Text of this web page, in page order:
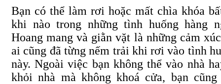
Bạn có thể làm rơi hoặc mất chìa khóa
khi nào trong những tình huống hàng
Hoang mang và giằn vặt là những cảm
ai cũng đã từng nếm trải khi rơi vào tình
này. Ngoài việc bạn không thể vào nhà
khỏi nhà mà không khoá cửa, bạn cũng